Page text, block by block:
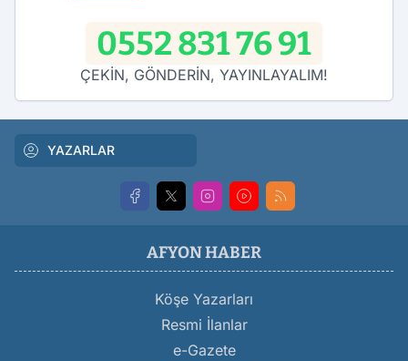
0552 831 76 91
ÇEKİN, GÖNDERİN, YAYINLAYALIM!
YAZARLAR
AFYON HABER
Köşe Yazarları
Resmi İlanlar
e-Gazete